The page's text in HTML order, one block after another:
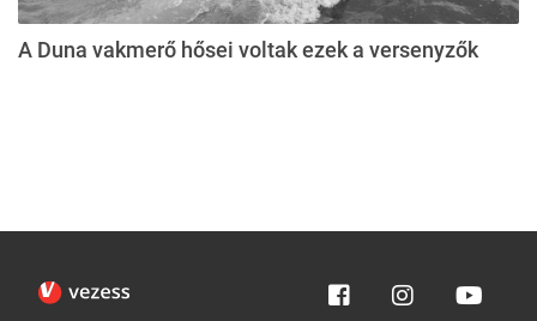
A Duna vakmerő hősei voltak ezek a versenyzők